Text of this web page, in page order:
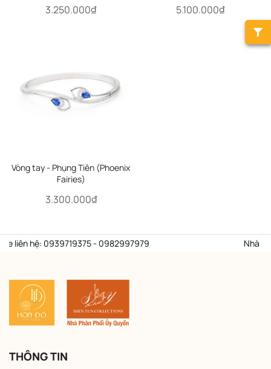
3.250.000₫ 5.100.000₫
Vòng tay - Phụng Tiên (Phoenix
Fairies)
3.300.000₫
liên hệ: 0939719375 - 0982997979 Nhà
THÔNG TIN